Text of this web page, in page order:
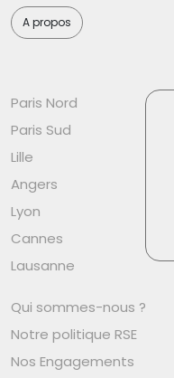
A propos
Paris Nord
Paris Sud
Lille
Angers
Lyon
Cannes
Lausanne
Qui sommes-nous ?
Notre politique RSE
Nos Engagements